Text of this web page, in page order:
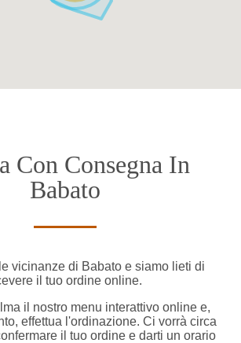
Con Consegna In
Babato
vicinanze di Babato e siamo lieti di
il tuo ordine online.
il nostro menu interattivo online e,
effettua l'ordinazione. Ci vorrà circa
il tuo ordine e darti un orario